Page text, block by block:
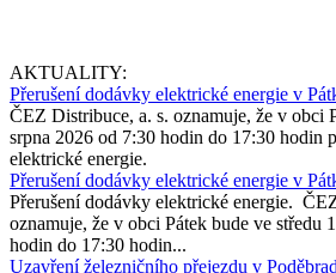
AKTUALITY:
Přerušení dodávky elektrické energie v
ČEZ Distribuce, a. s. oznamuje, že v obci
srpna 2026 od 7:30 hodin do 17:30 hodin
elektrické energie.
Přerušení dodávky elektrické energie v
Přerušení dodávky elektrické energie.
oznamuje, že v obci Pátek bude ve středu
hodin do 17:30 hodin...
Uzavření železničního přejezdu v